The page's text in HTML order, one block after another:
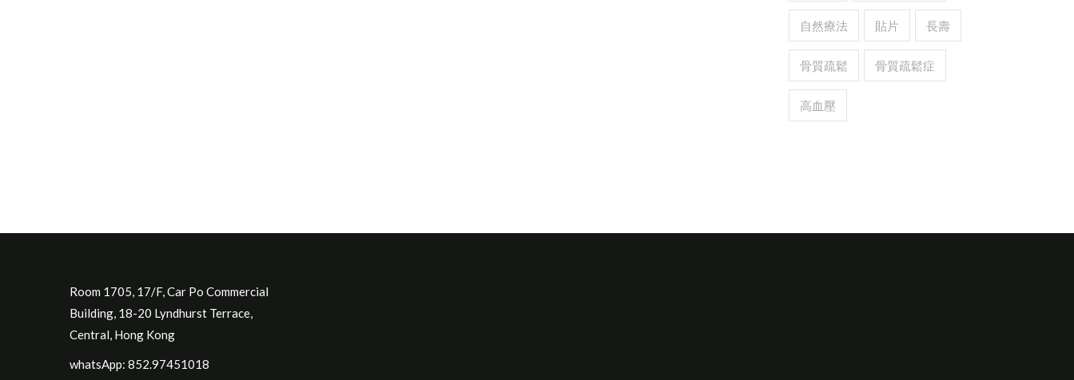
自然療法 貼片 長壽
骨質疏鬆 骨質疏鬆症
高血壓
Room 1705, 17/F, Car Po Commercial
Building, 18-20 Lyndhurst Terrace,
Central, Hong Kong
whatsApp: 852.97451018